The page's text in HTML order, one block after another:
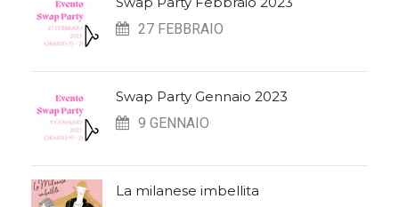
27 FEBBRAIO
Swap Party Gennaio 2023
9 GENNAIO
La milanese imbellita